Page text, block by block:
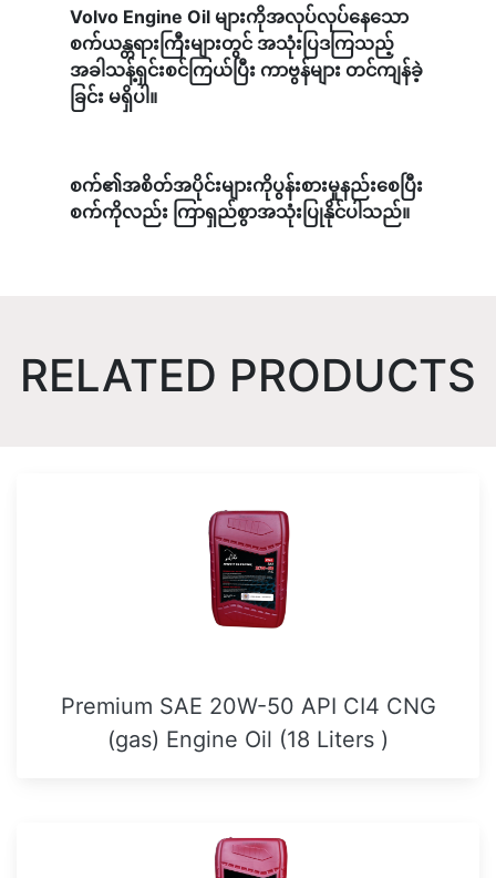
Volvo Engine Oil များကိုအလုပ်လုပ်နေသော
စက်ယန္တရားကြီးများတွင် အသုံးပြဒကြသည့်
အခါသန့်ရှင်းစင်ကြယ်ပြီး ကာဗွန်များ တင်ကျန်ခဲ့
ခြင်း မရှိပါ။
စက်၏အစိတ်အပိုင်းများကိုပွန်းစားမှုနည်းစေပြီး
စက်ကိုလည်း ကြာရှည်စွာအသုံးပြုနိုင်ပါသည်။
RELATED PRODUCTS
Premium SAE 20W-50 API CI4 CNG
(gas) Engine Oil (18 Liters )